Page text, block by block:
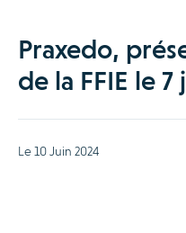
Praxedo,
de la FFIE le 7
Le 10 Juin 2024